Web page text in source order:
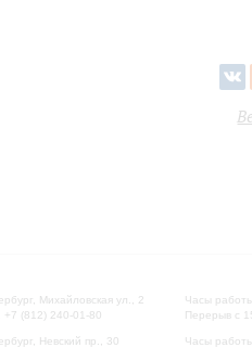
Михайловская ул., 2
+7 (812) 240-01-80
Невский пр., 30
Часы
Перерыв с
Часы